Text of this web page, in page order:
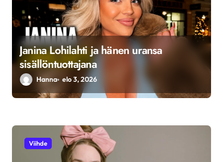
l
Janina Lohilahti ja hänen uransa
sisällöntuottajana
Hanna elo 3, 2026
Viihde